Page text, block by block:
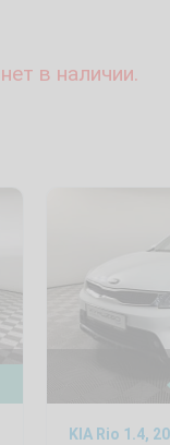
в наличии.
KIA Rio 1.4,